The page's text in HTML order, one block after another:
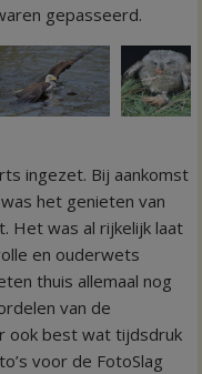
gepasseerd.
ingezet. Bij aankomst
het genieten van
Het was al rijkelijk laat
en ouderwets
thuis allemaal nog
van de
ook best wat tijdsdruk
voor de FotoSlag